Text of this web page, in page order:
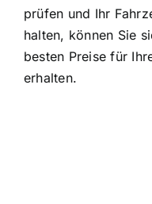
prüfen und Ihr
halten, können Sie
besten Preise für
erhalten.